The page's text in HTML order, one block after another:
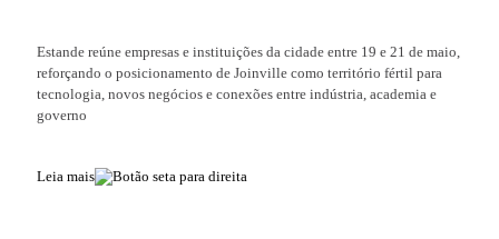
Estande reúne empresas e instituições da cidade entre 19 e 21 de maio,
reforçando o posicionamento de Joinville como território fértil para
tecnologia, novos negócios e conexões entre indústria, academia e
governo
Leia mais